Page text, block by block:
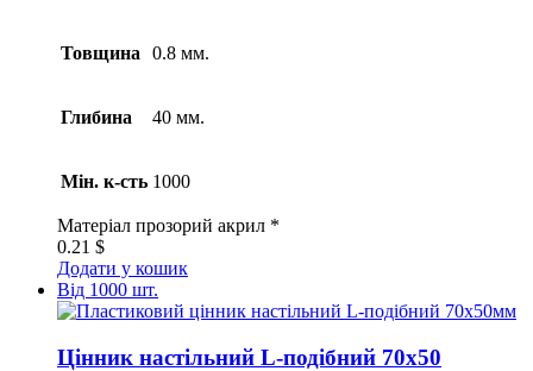
Товщина 0.8 мм.
Глибина 40 мм.
Мін. к-сть 1000
Матеріал прозорий акрил *
0.21 $
Додати у кошик
Від 1000 шт.
Цінник настільний L-подібний 70х50